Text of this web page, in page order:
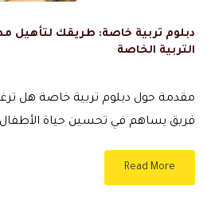
دبلوم تربية خاصة: طريقك لتأهيل
التربية الخاصة
مقدمة حول دبلوم تربية خاصة هل
فريق يساهم في تحسين حياة الأطفال
Read More